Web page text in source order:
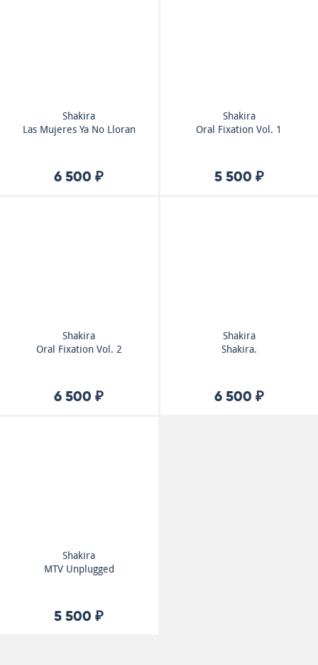
Shakira
Las Mujeres Ya No Lloran
6 500 ₽
Shakira
Oral Fixation Vol. 1
5 500 ₽
Shakira
Oral Fixation Vol. 2
6 500 ₽
Shakira
Shakira.
6 500 ₽
Shakira
MTV Unplugged
5 500 ₽